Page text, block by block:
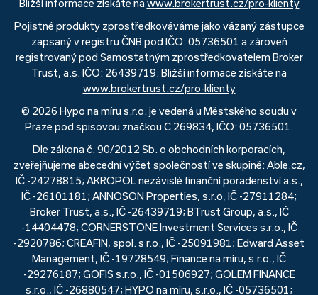
Bližší informace získáte na www.brokertrust.cz/pro-klienty
Pojistné produkty zprostředkováváme jako vázaný zástupce
zapsaný v registru ČNB pod IČO: 05736501 a zároveň
registrovaný pod Samostatným zprostředkovatelem Broker
Trust, a.s. IČO: 26439719. Bližší informace získáte na
www.brokertrust.cz/pro-klienty
© 2026 Hypo na míru s.r.o. je vedená u Městského soudu v
Praze pod spisovou značkou C 269834, IČO: 05736501.
Dle zákona č. 90/2012 Sb. o obchodních korporacích,
zveřejňujeme abecední výčet společností ve skupině: Able.cz,
IČ -24278815; AKROPOL nezávislé finanční poradenství a.s.,
IČ -26101181; ANNOSON Properties, s.r.o, IČ -27911284;
Broker Trust, a.s., IČ -26439719; BTrust Group, a.s., IČ
-14404478; CORNERSTONE Investment Services s.r.o., IČ
-2920786; CREAFIN, spol. s r.o., IČ -25091981; Edward Asset
Management, IČ -19728549; Finance na míru, s.r.o., IČ
-29276187; GOFIS s.r.o., IČ -01506927; GOLEM FINANCE
s.r.o., IČ -26880547; HYPO na míru, s.r.o., IČ -05736501;